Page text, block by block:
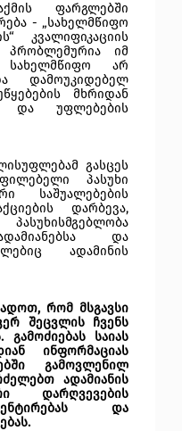
ფარგლებში
- „სახელმწიფო
კვალიფიკაციის
პრობლემურია იმ
სახელმწიფო არ
დამოუკიდებელ
მხრიდან
და უფლებების
გასცეს
პასუხი
საშუალებების
დარბევა,
და
ადამინის
რომ მსგავსი
შეცვლის ჩვენს
გამოძიებას საიას
ინფორმაციას
გამოვლენილ
ადამიანის
დარღვევების
და